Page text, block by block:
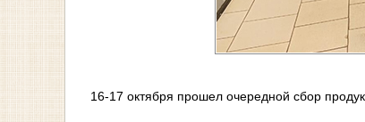
16-17 октября прошел очередной сбор